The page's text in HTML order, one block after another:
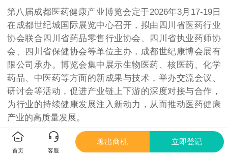
第八届成都医药健康产业博览会定于2026年3月17-19日
在成都世纪城国际展览中心召开，拟由四川省医药行业
协会联合四川省药品零售行业协会、四川省执业药师协
会、四川省保健协会等单位主办，成都世纪康博会展有
限公司承办。博览会集中展示生物医药、核医药、化学
药品、中医药等方面的新成果与技术，举办交流会议、
研讨会等活动，促进产业链上下游的深度对接与合作，
为行业的持续健康发展注入新动力，从而推动医药健康
产业的高质量发展。
◉同期展会
首页 客服
聊出商机 立即登记